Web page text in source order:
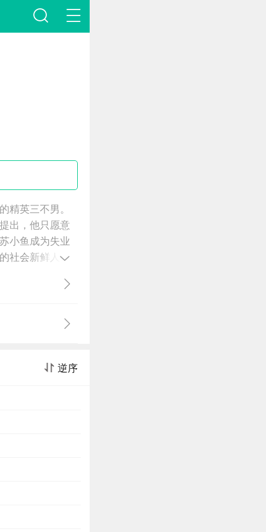
精英三不男。
出，他只愿意
小鱼成为失业
社会新鲜人突
走到没有结果
逆序